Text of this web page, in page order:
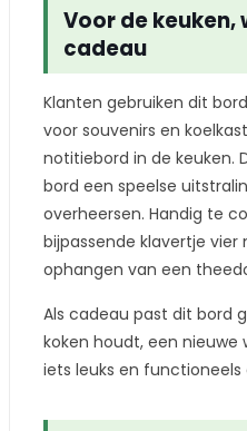
Voor de keuken,
cadeau
Klanten gebruiken dit
voor souvenirs en
notitiebord in de keuken.
bord een speelse
overheersen. Handig te
bijpassende klavertje
ophangen van een
Als cadeau past dit bord
koken houdt, een
iets leuks en functioneels